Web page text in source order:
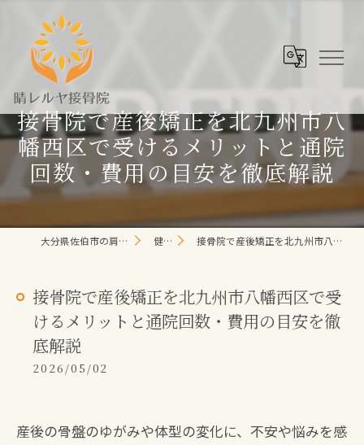
接骨院で産後矯正を北九州市八
幡西区で受けるメリットと通院
回数・費用の目安を徹底解説
大分県佐伯市の肩こり/頭痛/腰痛 なら晴レルヤ整体院 健康コラム 接骨院で産後矯正を北九州市八幡西区で受けるメリットと通院回数・費用の目安を徹底解説
接骨院で産後矯正を北九州市八幡西区で受
けるメリットと通院回数・費用の目安を徹
底解説
2026/05/02
産後の骨盤のゆがみや体型の変化に、不安や悩みを感